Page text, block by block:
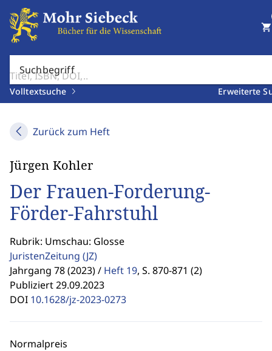
Suchbegriff
Volltextsuche Erweiterte
shopping_cart
Zurück zum Heft
Jürgen Kohler
Der Frauen-Forderung-
Förder-Fahrstuhl
Rubrik: Umschau: Glosse
JuristenZeitung (JZ)
Jahrgang 78 (2023) / Heft 19, S. 870-871 (2)
Publiziert 29.09.2023
DOI 10.1628/jz-2023-0273
Normalpreis